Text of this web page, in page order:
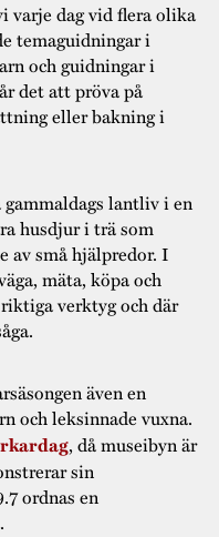
varje dag vid flera olika
temaguidningar i
och guidningar i
det att pröva på
eller bakning i
lantliv i en
husdjur i trä som
av små hjälpredor. I
mäta, köpa och
verktyg och där
även en
och leksinnade vuxna.
, då museibyn är
sin
ordnas en